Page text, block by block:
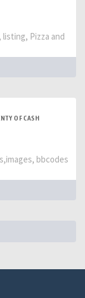
Pizza and
OF CASH
bbcodes